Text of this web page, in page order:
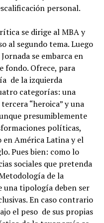
personal.
se dirige al MBA y
al segundo tema. Luego
se embarca en
fondo. Ofrece, para
de la izquierda
categorías: una
“heroica” y una
presumiblemente
políticas,
en América Latina y el
Pues bien: como lo
sociales que pretenda
de la
una tipología deben ser
En caso contrario
el peso de sus propias